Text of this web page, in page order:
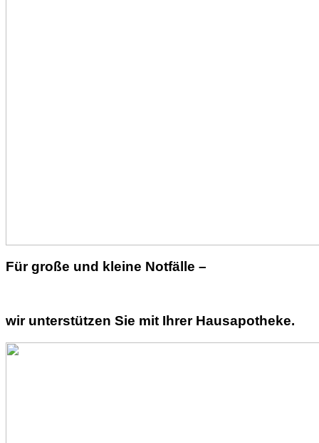
Für große und kleine Notfälle –
wir unterstützen Sie mit Ihrer Hausapotheke.